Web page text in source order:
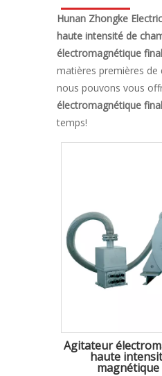
Hunan Zhongke
haute intensité de
électromagnétique
matières premières de
nous pouvons vous
électromagnétique
temps!
Agitateur
haute
magnétique